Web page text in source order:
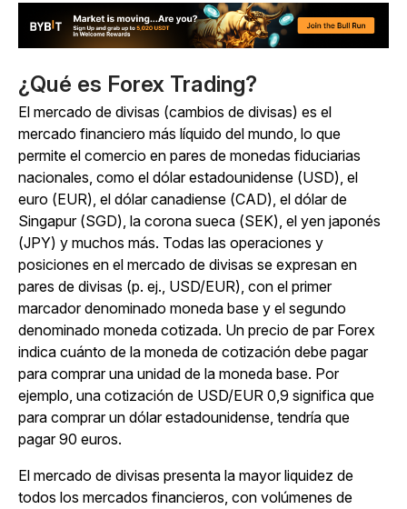
¿Qué es Forex Trading?
El mercado de divisas (cambios de divisas) es el
mercado financiero más líquido del mundo, lo que
permite el comercio en pares de monedas fiduciarias
nacionales, como el dólar estadounidense (USD), el
euro (EUR), el dólar canadiense (CAD), el dólar de
Singapur (SGD), la corona sueca (SEK), el yen japonés
(JPY) y muchos más. Todas las operaciones y
posiciones en el mercado de divisas se expresan en
pares de divisas (p. ej., USD/EUR), con el primer
marcador denominado moneda base y el segundo
denominado moneda cotizada. Un precio de par Forex
indica cuánto de la moneda de cotización debe pagar
para comprar una unidad de la moneda base. Por
ejemplo, una cotización de USD/EUR 0,9 significa que
para comprar un dólar estadounidense, tendría que
pagar 90 euros.
El mercado de divisas presenta la mayor liquidez de
todos los mercados financieros, con volúmenes de